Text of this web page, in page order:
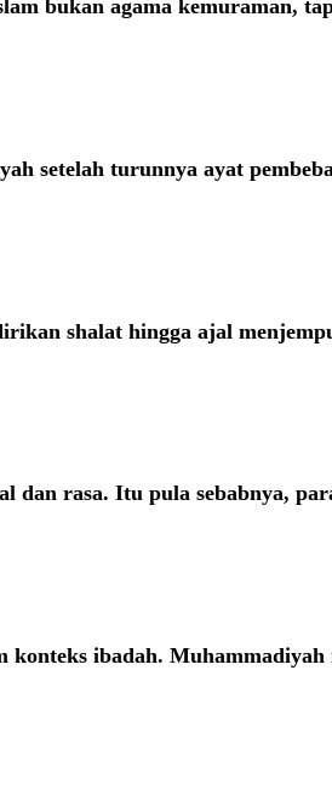
bukan agama kemuraman,
setelah turunnya ayat
shalat hingga ajal
dan rasa. Itu pula sebabnya,
ibadah.